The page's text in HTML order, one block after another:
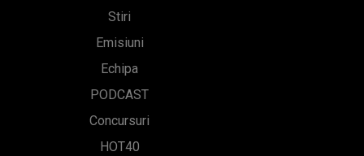
Stiri
Emisiuni
Echipa
PODCAST
Concursuri
HOT40